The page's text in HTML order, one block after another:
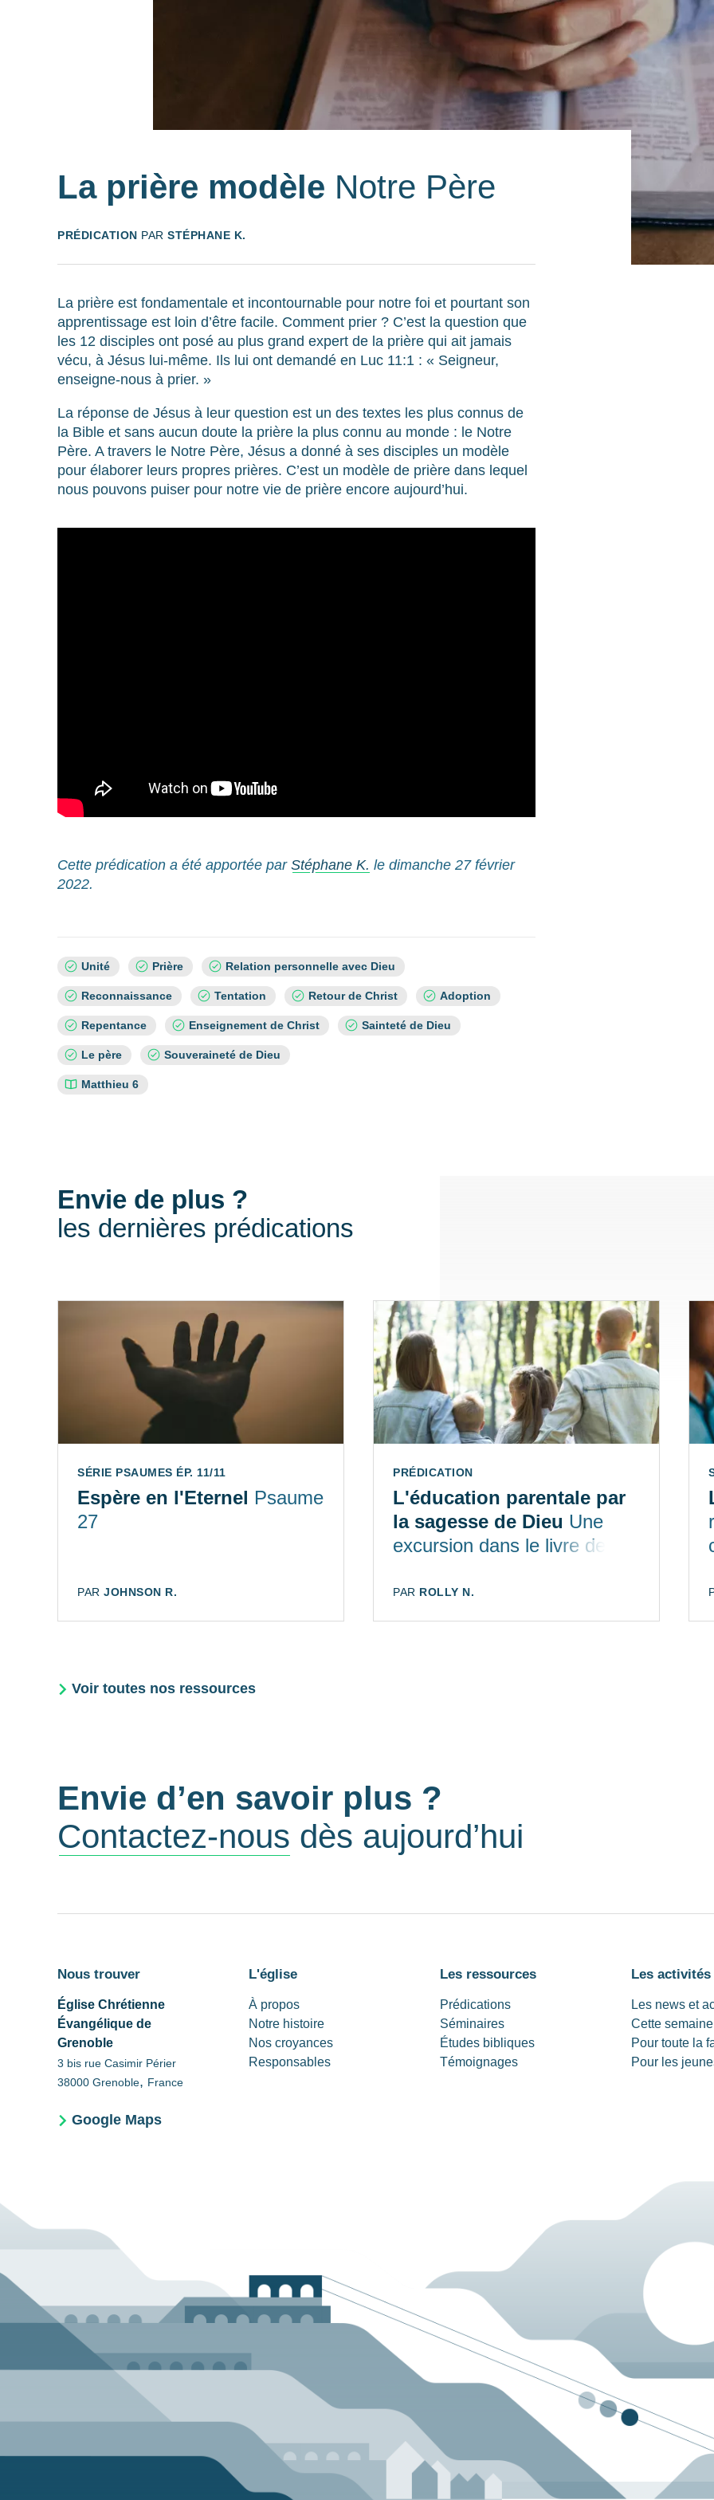
La prière modèle Notre Père
PRÉDICATION PAR STÉPHANE K.
La prière est fondamentale et incontournable pour notre foi et pourtant son
apprentissage est loin d’être facile. Comment prier ? C’est la question que
les 12 disciples ont posé au plus grand expert de la prière qui ait jamais
vécu, à Jésus lui-même. Ils lui ont demandé en Luc 11:1 : « Seigneur,
enseigne-nous à prier. »
La réponse de Jésus à leur question est un des textes les plus connus de
la Bible et sans aucun doute la prière la plus connu au monde : le Notre
Père. A travers le Notre Père, Jésus a donné à ses disciples un modèle
pour élaborer leurs propres prières. C’est un modèle de prière dans lequel
nous pouvons puiser pour notre vie de prière encore aujourd’hui.
Cette prédication a été apportée par Stéphane K. le dimanche 27 février
2022.
SujetsUnité Prière Relation personnelle avec Dieu
Reconnaissance Tentation Retour de Christ Adoption
Repentance Enseignement de Christ Sainteté de Dieu
Le père Souveraineté de Dieu
Références
Matthieu 6
Envie de plus ?
les dernières prédications
SÉRIE PSAUMES ÉP. 11/11
Espère en l'Eternel Psaume
27
AUTEUR:
PAR JOHNSON R.
TYPE:
PRÉDICATION
L'éducation parentale par
la sagesse de Dieu Une
excursion dans le livre des
AUTEUR:
PAR ROLLY N.
Voir toutes nos ressources
Envie d’en savoir plus ?
Contactez-nous dès aujourd’hui
Nous trouver
Église Chrétienne
Évangélique de
Grenoble
3 bis rue Casimir Périer
38000 Grenoble, France
Google Maps
L'église
À propos
Notre histoire
Nos croyances
Responsables
Les ressources
Prédications
Séminaires
Études bibliques
Témoignages
Les activités
Les news et
Cette
Pour toute la
Pour les